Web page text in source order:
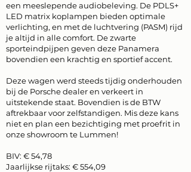
een meeslepende audiobeleving. De PDLS+
LED matrix koplampen bieden optimale
verlichting, en met de luchtvering (PASM) rijd
je altijd in alle comfort. De zwarte
sporteindpijpen geven deze Panamera
bovendien een krachtig en sportief accent.
Deze wagen werd steeds tijdig onderhouden
bij de Porsche dealer en verkeert in
uitstekende staat. Bovendien is de BTW
aftrekbaar voor zelfstandigen. Mis deze kans
niet en plan een bezichtiging met proefrit in
onze showroom te Lummen!
BIV: € 54,78
Jaarlijkse rijtaks: € 554,09